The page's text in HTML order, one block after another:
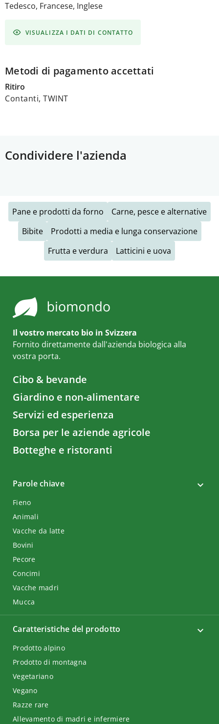
Tedesco, Francese, Inglese
VISUALIZZA I DATI DI CONTATTO
Metodi di pagamento accettati
Ritiro
Contanti, TWINT
Condividere l'azienda
Pane e prodotti da forno
Carne, pesce e alternative
Bibite
Prodotti a media e lunga conservazione
Frutta e verdura
Latticini e uova
Il vostro mercato bio in Svizzera
Fornito direttamente dall'azienda biologica alla
vostra porta.
Cibo & bevande
Giardino e non-alimentare
Servizi ed esperienza
Borsa per le aziende agricole
Botteghe e ristoranti
Parole chiave
Fieno
Animali
Vacche da latte
Bovini
Pecore
Concimi
Vacche madri
Mucca
Caratteristiche del prodotto
Prodotto alpino
Prodotto di montagna
Vegetariano
Vegano
Razze rare
Allevamento di madri e infermiere